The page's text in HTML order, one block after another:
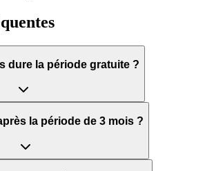
dure la période gratuite ?
la période de 3 mois ?